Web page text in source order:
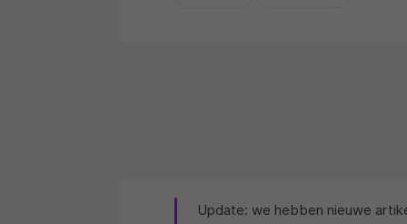
Update: we hebben nieuwe